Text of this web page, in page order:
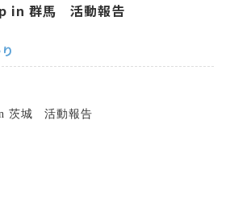
in 群馬 活動報告